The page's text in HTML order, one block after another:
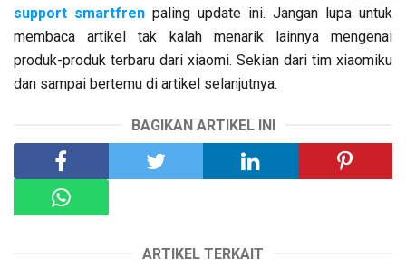
support smartfren paling update ini. Jangan lupa untuk
membaca artikel tak kalah menarik lainnya mengenai
produk-produk terbaru dari xiaomi. Sekian dari tim xiaomiku
dan sampai bertemu di artikel selanjutnya.
BAGIKAN ARTIKEL INI
ARTIKEL TERKAIT